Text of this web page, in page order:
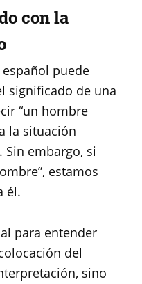
con la
puede
significado de una
“un hombre
la situación
embargo, si
estamos
él.
para entender
del
sino